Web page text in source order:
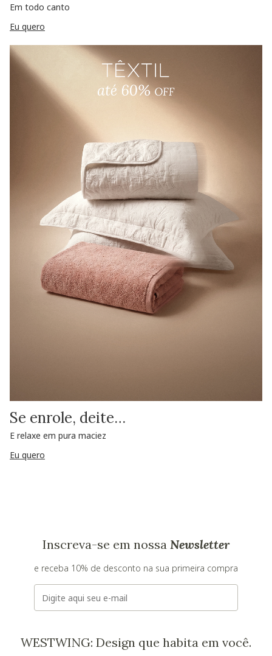
Em todo canto
Eu quero
Se enrole, deite…
E relaxe em pura maciez
Eu quero
Inscreva-se em nossa Newsletter
e receba 10% de desconto na sua primeira compra
E-mail
WESTWING: Design que habita em você.